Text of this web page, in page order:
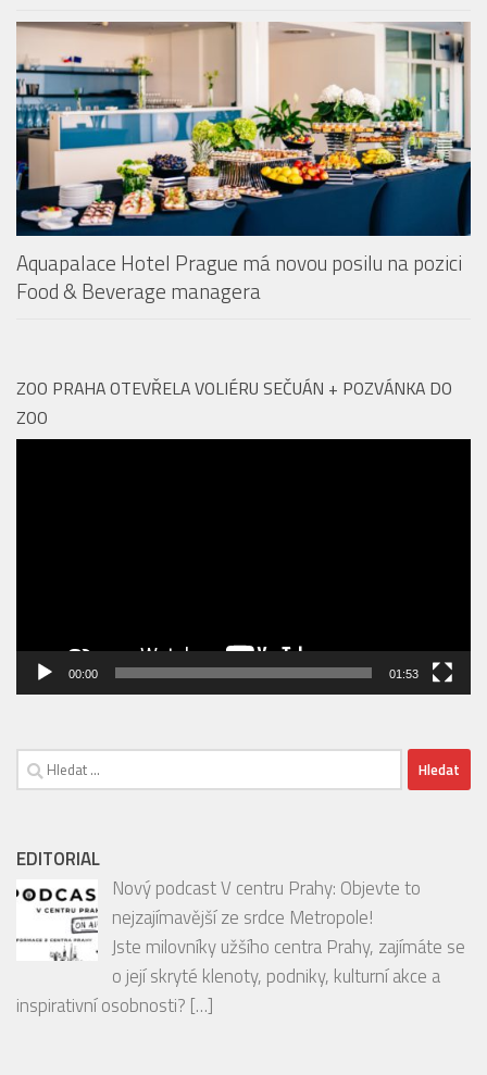
Aquapalace Hotel Prague má novou posilu na pozici
Food & Beverage managera
ZOO PRAHA OTEVŘELA VOLIÉRU SEČUÁN + POZVÁNKA DO
ZOO
00:00 01:53
Vyhledávání
EDITORIAL
Nový podcast V centru Prahy: Objevte to
nejzajímavější ze srdce Metropole!
Jste milovníky užšího centra Prahy, zajímáte se
o její skryté klenoty, podniky, kulturní akce a
inspirativní osobnosti? […]